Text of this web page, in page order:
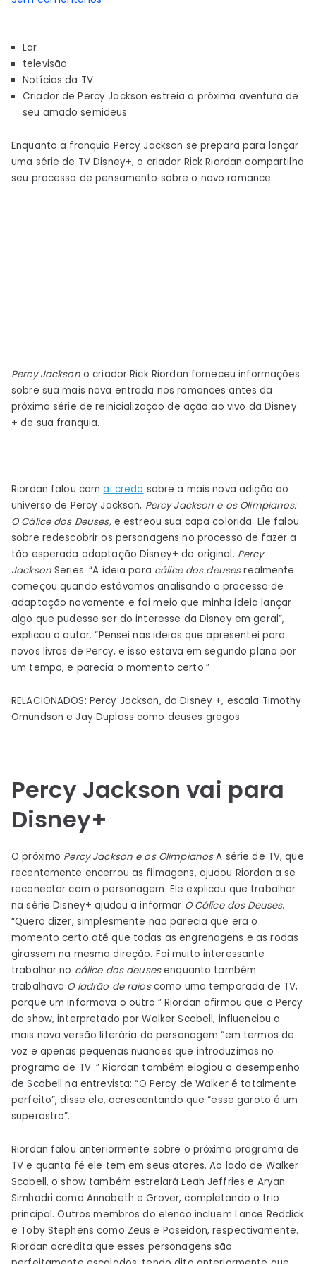
a
aventura
de
seu
Lar
televisão
Notícias da TV
Criador de Percy Jackson estreia a próxima aventura de
seu amado semideus
Enquanto a franquia Percy Jackson se prepara para lançar
uma série de TV Disney+, o criador Rick Riordan compartilha
seu processo de pensamento sobre o novo romance.
Percy Jackson o criador Rick Riordan forneceu informações
sobre sua mais nova entrada nos romances antes da
próxima série de reinicialização de ação ao vivo da Disney
+ de sua franquia.
Riordan falou comai credo sobre a mais nova adição ao
universo de Percy Jackson, Percy Jackson e os Olimpianos:
O Cálice dos Deuses, e estreou sua capa colorida. Ele falou
sobre redescobrir os personagens no processo de fazer a
tão esperada adaptação Disney+ do original. Percy
JacksonSeries. “A ideia para cálice dos deusesrealmente
começou quando estávamos analisando o processo de
adaptação novamente e foi meio que minha ideia lançar
algo que pudesse ser do interesse da Disney em geral”,
explicou o autor. “Pensei nas ideias que apresentei para
novos livros de Percy, e isso estava em segundo plano por
um tempo, e parecia o momento certo.”
RELACIONADOS: Percy Jackson, da Disney +, escala Timothy
Omundson e Jay Duplass como deuses gregos
Percy Jackson vai para
Disney+
O próximo Percy Jackson e os OlimpianosA série de TV, que
recentemente encerrou as filmagens, ajudou Riordan a se
reconectar com o personagem. Ele explicou que trabalhar
na série Disney+ ajudou a informar O Cálice dos Deuses.
“Quero dizer, simplesmente não parecia que era o
momento certo até que todas as engrenagens e as rodas
girassem na mesma direção. Foi muito interessante
trabalhar no cálice dos deusesenquanto também
trabalhava O ladrão de raioscomo uma temporada de TV,
porque um informava o outro.” Riordan afirmou que o Percy
do show, interpretado por Walker Scobell, influenciou a
mais nova versão literária do personagem “em termos de
voz e apenas pequenas nuances que introduzimos no
programa de TV .” Riordan também elogiou o desempenho
de Scobell na entrevista: “O Percy de Walker é totalmente
perfeito”, disse ele, acrescentando que “esse garoto é um
superastro”.
Riordan falou anteriormente sobre o próximo programa de
TV e quanta fé ele tem em seus atores. Ao lado de Walker
Scobell, o show também estrelará Leah Jeffries e Aryan
Simhadri como Annabeth e Grover, completando o trio
principal. Outros membros do elenco incluem Lance Reddick
e Toby Stephens como Zeus e Poseidon, respectivamente.
Riordan acredita que esses personagens são